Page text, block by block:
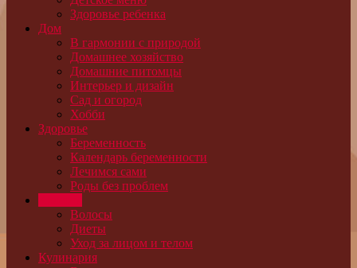
Здоровье ребенка
Дом
В гармонии с природой
Домашнее хозяйство
Домашние питомцы
Интерьер и дизайн
Сад и огород
Хобби
Здоровье
Беременность
Календарь беременности
Лечимся сами
Роды без проблем
Волосы
Диеты
Уход за лицом и телом
Кулинария